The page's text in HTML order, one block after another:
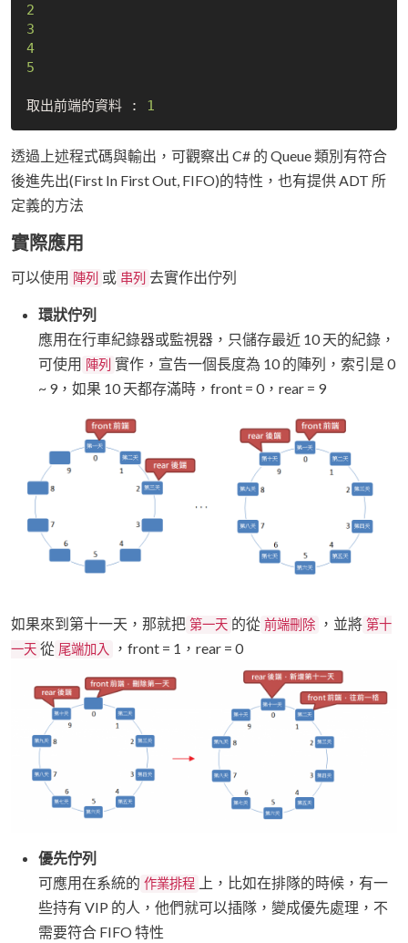
2
3
4
5
取出前端的資料 : 1
透過上述程式碼與輸出，可觀察出 C# 的 Queue 類別有符合
後進先出(First In First Out, FIFO)的特性，也有提供 ADT 所
定義的方法
實際應用
可以使用 陣列 或 串列 去實作出佇列
環狀佇列
應用在行車紀錄器或監視器，只儲存最近 10 天的紀錄，
可使用 陣列 實作，宣告一個長度為 10 的陣列，索引是 0
~ 9，如果 10 天都存滿時，front = 0，rear = 9
如果來到第十一天，那就把 第一天 的從 前端刪除 ，並將 第十
一天 從 尾端加入 ，front = 1，rear = 0
優先佇列
可應用在系統的 作業排程
上，比如在排隊的時候，有一
些持有 VIP 的人，他們就可以插隊，變成優先處理，不
需要符合 FIFO 特性